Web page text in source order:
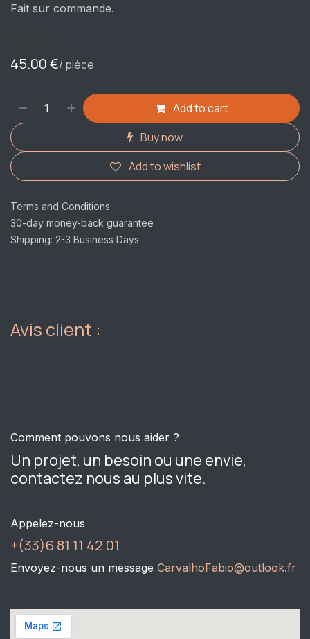
Fait sur commande.
45.00€/ pièce
Add to cart
Buy now
Add to wishlist
Terms and Conditions
30-day money-back guarantee
Shipping: 2-3 Business Days
Avis client :
Comment pouvons nous aider ?
Un projet, un besoin ou une envie,
contactez nous au plus vite.
Appelez-nous
+(33)6 81 11 42 01
Envoyez-nous un message CarvalhoFabio@outlook.fr